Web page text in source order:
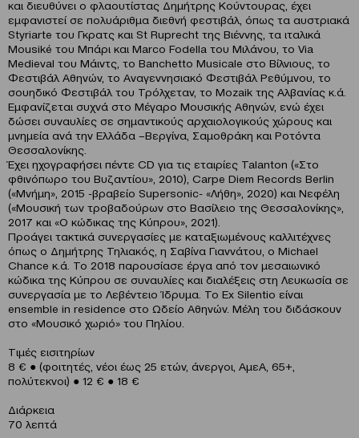
και διευθύνει ο φλαουτίστας Δημήτρης Κούντουρας, έχει
εμφανιστεί σε πολυάριθμα διεθνή φεστιβάλ, όπως τα αυστριακά
Styriarte του Γκρατς και St Ruprecht της Βιέννης, τα ιταλικά
Mousiké του Μπάρι και Marco Fodella του Μιλάνου, το Via
Medieval του Μάιντς, το Banchetto Musicale στο Βίλνιους, το
Φεστιβάλ Αθηνών, το Αναγεννησιακό Φεστιβάλ Ρεθύμνου, το
σουηδικό Φεστιβάλ του Τρόλχεταν, το Mozaik της Αλβανίας κ.ά.
Εμφανίζεται συχνά στο Μέγαρο Μουσικής Αθηνών, ενώ έχει
δώσει συναυλίες σε σημαντικούς αρχαιολογικούς χώρους και
μνημεία ανά την Ελλάδα –Βεργίνα, Σαμοθράκη και Ροτόντα
Θεσσαλονίκης.
Έχει ηχογραφήσει πέντε CD για τις εταιρίες Talanton («Στο
φθινόπωρο του Βυζαντίου», 2010), Carpe Diem Records Berlin
(«Μνήμη», 2015 -βραβείο Supersonic- «Λήθη», 2020) και Νεφέλη
(«Μουσική των τροβαδούρων στο Βασίλειο της Θεσσαλονίκης»,
2017 και «Ο κώδικας της Κύπρου», 2021).
Προάγει τακτικά συνεργασίες με καταξιωμένους καλλιτέχνες
όπως ο Δημήτρης Τηλιακός, η Σαβίνα Γιαννάτου, ο Michael
Chance κ.ά. Το 2018 παρουσίασε έργα από τον μεσαιωνικό
κώδικα της Κύπρου σε συναυλίες και διαλέξεις στη Λευκωσία σε
συνεργασία με το Λεβέντειο Ίδρυμα. Το Ex Silentio είναι
ensemble in residence στο Ωδείο Αθηνών. Μέλη του διδάσκουν
στο «Μουσικό χωριό» του Πηλίου.
Τιμές εισιτηρίων
8 € ● (φοιτητές, νέοι έως 25 ετών, άνεργοι, ΑμεΑ, 65+,
πολύτεκνοι) ● 12 € ● 18 €
Διάρκεια
70 λεπτά